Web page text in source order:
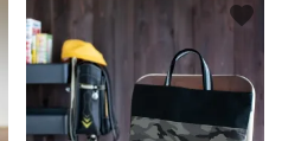
favorite